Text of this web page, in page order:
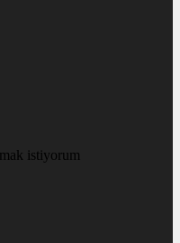
istiyorum